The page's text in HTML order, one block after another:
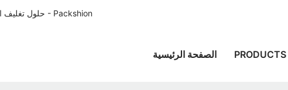
حلول تغليف الورق المصممة خصيصًا للعملاء في جميع أنحاء العالم منذ عام 1996 - Packshion
الصفحة الرئيسية PRODUCTS